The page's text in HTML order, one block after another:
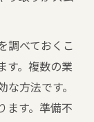
のポイン
践コミュ
調べておくこ
す。複数の業
方法です。
ます。準備不